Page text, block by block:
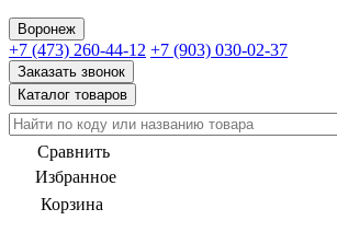
Воронеж
+7 (473) 260-44-12 +7 (903) 030-02-37
Заказать звонок
Каталог товаров
Сравнить
Избранное
Корзина